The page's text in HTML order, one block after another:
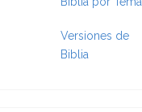
Versiones de
Biblia